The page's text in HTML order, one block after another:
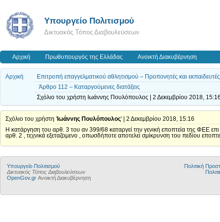
Υπουργείο Πολιτισμού
Δικτυακός Τόπος Διαβουλεύσεων
Αρχική Πρωθυπουργός της Ελλάδας Ανοικτή Διακυβέρνηση
Αρχική
Επιτροπή επαγγελματικού αθλητισμού – Προπονητές και
Άρθρο 112 – Καταργούμενες διατάξεις
Σχόλιο του χρήστη Ιωάννης Πουλόπουλος | 2 Δεκεμβρίου 2018,
Σχόλιο του χρήστη ' Ιωάννης Πουλόπουλος' | 2 Δεκεμβρίου 2018, 15:16
Η κατάργηση του αρθ. 3 του αν 399/68 καταργεί την γενική εποπτεία της
αρθ. 2 , τεχνικά εξεταζομενο , οπωσδήποτε αποτελεί σμίκρυνση του πεδίου
Υπουργείο Πολιτισμού
Δικτυακός Τόπος Διαβουλεύσεων
OpenGov.gr Ανοικτή Διακυβέρνηση
Πολιτική